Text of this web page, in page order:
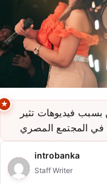
NEWS
Two New
Mohsen and Ex-
فيديوهات تثير
في المجتمع المصري
introbanka
Staff Writer